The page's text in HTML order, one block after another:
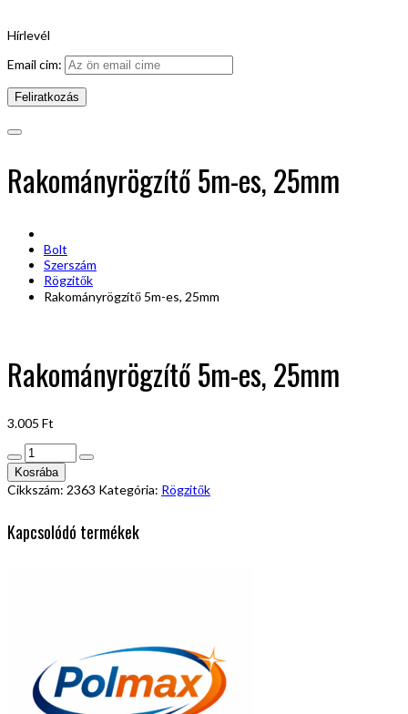
Hírlevél
Email cim:
Rakományrögzítő 5m-es, 25mm
Bolt
Szerszám
Rögzitők
Rakományrögzítő 5m-es, 25mm
Rakományrögzítő 5m-es, 25mm
3.005 Ft
Rakományrögzítő
5m-
es,
25mm
Kosrába
Cikkszám: 2363 Kategória: Rögzitők
Kapcsolódó termékek